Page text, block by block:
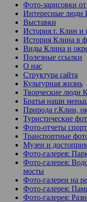
Фото-зарисовки
Интересные люди
Выставки
История г. Клин и
История Клина в
Виды Клина и
Полезные ссылки
О нас
Структура сайта
Культурная жизнь
Творческие люди
Братья наши
Природа г.Клин,
Туристические
Фото-отчеты
Транспортные
Музеи и
Фото-галерея:
Фото-галерея:
мосты
Фото-галереи на
Фото-галерея:
Фото-галерея: